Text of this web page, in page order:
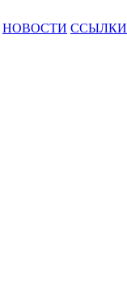
НОВОСТИ ССЫЛКИ